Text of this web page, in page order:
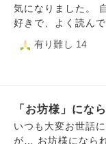
た」 ……などなど。 宗派や時代は問いません。皆さ
アルなお話を楽し
気になりました。 自分はカズオ・イシグロさんの小説が大
好きで、よく読ん
賞された方です。
係で５歳のときに
は９作品しかありません。 【全作品一言
い山なみの光』（
時代を回顧するイ
有り難し 14
「お坊様」にな
いつも大変お世話になってお
が… お坊様になら